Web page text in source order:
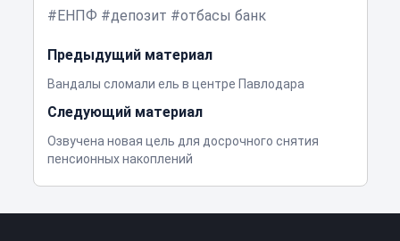
ЕНПФ
депозит отбасы банк
Предыдущий материал
Вандалы сломали ель в центре Павлодара
Следующий материал
Озвучена новая цель для досрочного снятия
пенсионных накоплений